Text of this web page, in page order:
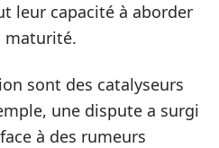
leur capacité à aborder
maturité.
sont des catalyseurs
une dispute a surgi
à des rumeurs